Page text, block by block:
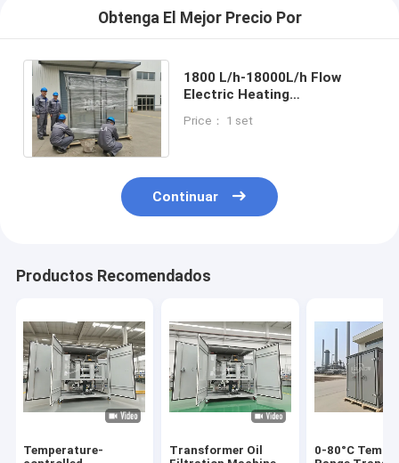
Obtenga El Mejor Precio Por
1800 L/h-18000L/h Flow
Electric Heating
for Customer Requirements
Price： 1 set
Continuar
Productos Recomendados
Temperature-
Transformer Oil
0-80°C